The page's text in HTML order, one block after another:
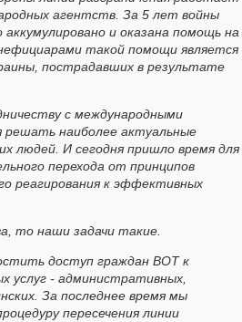
агентств. За 5 лет войны
и оказана помощь на
такой помощи является
пострадавших в результате
с международными
наиболее актуальные
людей. И сегодня пришло время для
перехода от принципов
реагирования к эффективных
то наши задачи такие.
доступ граждан ВОТ к
услуг - административных,
За последнее время мы
пересечения линии